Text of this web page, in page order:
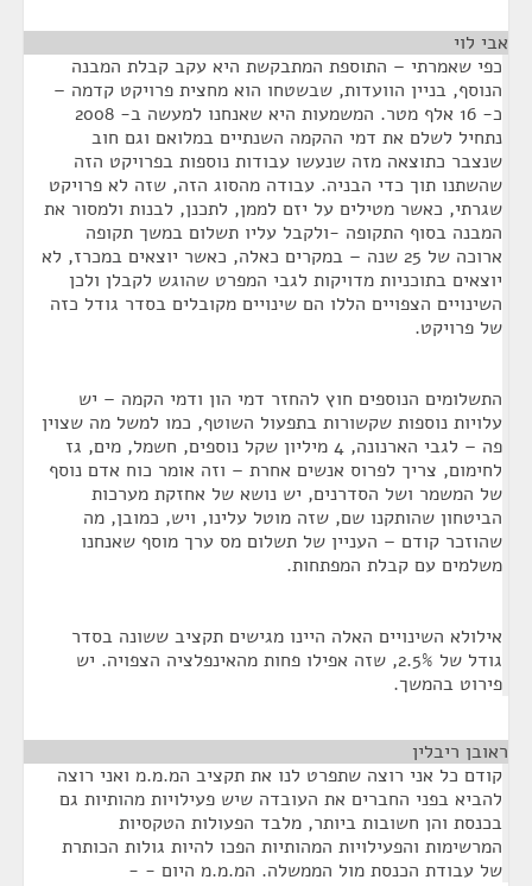
אבי לוי
כפי שאמרתי – התוספת המתבקשת היא עקב קבלת המבנה
הנוסף, בניין הוועדות, שבשטחו הוא מחצית פרויקט קדמה –
כ- 16 אלף מטר. המשמעות היא שאנחנו למעשה ב- 2008
נתחיל לשלם את דמי ההקמה השנתיים במלואם וגם חוב
שנצבר כתוצאה מזה שנעשו עבודות נוספות בפרויקט הזה
שהשתנו תוך כדי הבניה. עבודה מהסוג הזה, שזה לא פרויקט
שגרתי, כאשר מטילים על יזם לממן, לתכנן, לבנות ולמסור את
המבנה בסוף התקופה -ולקבל עליו תשלום במשך תקופה
ארוכה של 25 שנה – במקרים כאלה, כאשר יוצאים במכרז, לא
יוצאים בתוכניות מדויקות לגבי המפרט שהוגש לקבלן ולכן
השינויים הצפויים הללו הם שינויים מקובלים בסדר גודל כזה
של פרויקט.
התשלומים הנוספים חוץ להחזר דמי הון ודמי הקמה – יש
עלויות נוספות שקשורות בתפעול השוטף, כמו למשל מה שצוין
פה – לגבי הארנונה, 4 מיליון שקל נוספים, חשמל, מים, גז
לחימום, צריך לפרוס אנשים אחרת – וזה אומר כוח אדם נוסף
של המשמר ושל הסדרנים, יש נושא של אחזקת מערכות
הביטחון שהותקנו שם, שזה מוטל עלינו, ויש, כמובן, מה
שהוזכר קודם – העניין של תשלום מס ערך מוסף שאנחנו
משלמים עם קבלת המפתחות.
אילולא השינויים האלה היינו מגישים תקציב ששונה בסדר
גודל של 2.5%, שזה אפילו פחות מהאינפלציה הצפויה. יש
פירוט בהמשך.
ראובן ריבלין
קודם כל אני רוצה שתפרט לנו את תקציב המ.מ.מ ואני רוצה
להביא בפני החברים את העובדה שיש פעילויות מהותיות גם
בכנסת והן חשובות ביותר, מלבד הפעולות הטקסיות
המרשימות והפעילויות המהותיות הפכו להיות גולות הכותרת
של עבודת הכנסת מול הממשלה. המ.מ.מ היום - -